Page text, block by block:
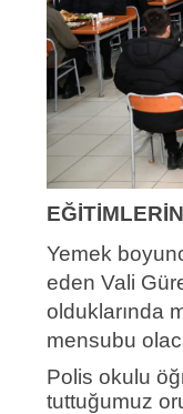
Yemek
eden Vali
olduklarında
mensubu
Polis okulu
tuttuğumuz